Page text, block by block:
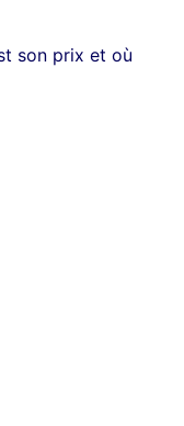
son prix et où